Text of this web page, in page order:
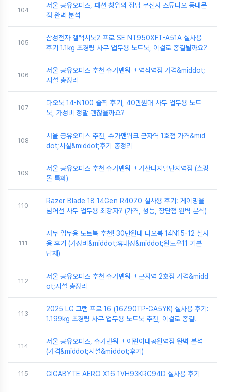
104
서울 공유오피스, 패션 창업의 정답 무신사 스튜디오 동대문
점 완벽 분석
105
삼성전자 갤럭시북2 프로 SE NT950XFT-A51A 실사용
후기 1.1kg 초경량 사무 업무용 노트북, 이걸로 종결될까요?
106
서울 공유오피스 추천 슈가맨워크 역삼역점 가격&middot;
시설 총정리
107
다오북 14-N100 솔직 후기, 40만원대 사무 업무용 노트
북, 가성비 정말 괜찮을까요?
108
서울 공유오피스 추천, 슈가맨워크 군자역 1호점 가격&mid
dot;시설&middot;후기 총정리
109
서울 공유오피스 추천 슈가맨워크 가산디지털단지역점 (쇼핑
몰 특화)
110
Razer Blade 18 14Gen R4070 실사용 후기: 게이밍을
넘어선 사무 업무용 최강자? (가격, 성능, 장단점 완벽 분석)
111
사무 업무용 노트북 추천! 30만원대 다오북 14N15-12 실사
용 후기 (가성비&middot;휴대성&middot;윈도우11 기본
탑재)
112
서울 공유오피스 추천 슈가맨워크 군자역 2호점 가격&midd
ot;시설 총정리
113
2025 LG 그램 프로 16 (16Z90TP-GA5YK) 실사용 후기:
1.199kg 초경량 사무 업무용 노트북 추천, 이걸로 종결!
114
서울 공유오피스, 슈가맨워크 어린이대공원역점 완벽 분석
(가격&middot;시설&middot;후기)
115 GIGABYTE AERO X16 1VH93KRC94D 실사용 후기